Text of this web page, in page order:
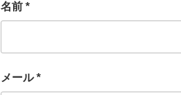
名前 *
メール*